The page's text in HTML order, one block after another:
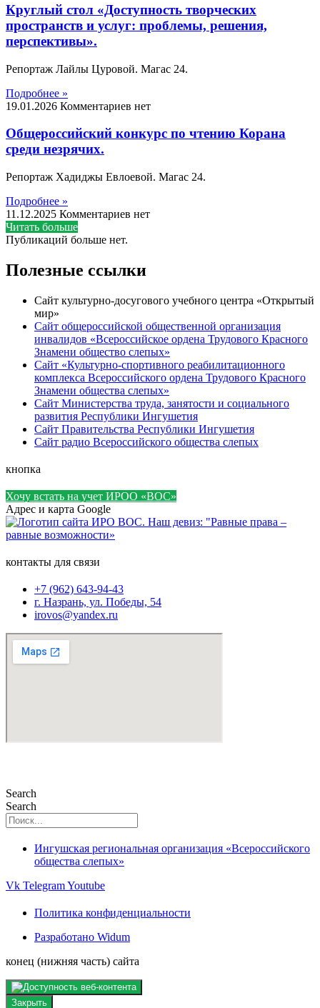
Круглый стол «Доступность творческих
пространств и услуг: проблемы, решения,
перспективы».
Репортаж Лайлы Цуровой. Магас 24.
Подробнее »
19.01.2026 Комментариев нет
Общероссийский конкурс по чтению Корана
среди незрячих.
Репортаж Хадиджы Евлоевой. Магас 24.
Подробнее »
11.12.2025 Комментариев нет
Читать больше
Публикаций больше нет.
Полезные ссылки
Сайт культурно-досугового учебного центра «Открытый
мир»
Сайт общероссийской общественной организация
инвалидов «Всероссийское ордена Трудового Красного
Знамени общество слепых»
Сайт «Культурно-спортивного реабилитационного
комплекса Всероссийского ордена Трудового Красного
Знамени общества слепых»
Сайт Министерства труда, занятости и социального
развития Республики Ингушетия
Сайт Правительства Республики Ингушетия
Сайт радио Всероссийского общества слепых
кнопка
Хочу встать на учет ИРОО «ВОС»
Адрес и карта Google
контакты для связи
+7 (962) 643-94-43
г. Назрань, ул. Победы, 54
irovos@yandex.ru
Search
Search
Ингушская региональная организация «Всероссийского
общества слепых»
Vk TelegramYoutube
Политика конфиденциальности
Разработано Widum
конец (нижняя часть) сайта
Закрыть